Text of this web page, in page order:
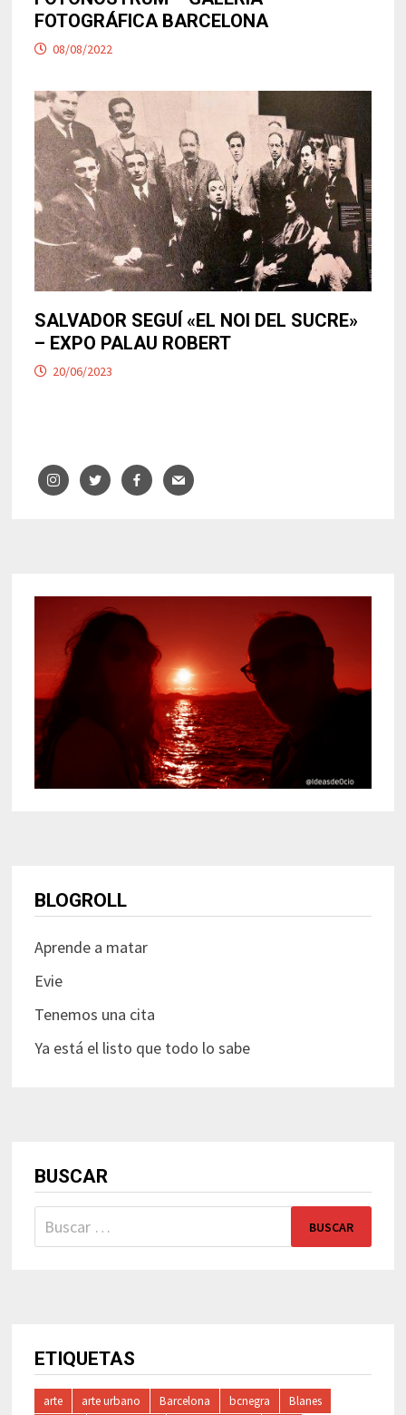
FOTOGRÁFICA BARCELONA
08/08/2022
SALVADOR SEGUÍ «EL NOI DEL SUCRE»
– EXPO PALAU ROBERT
20/06/2023
BLOGROLL
Aprende a matar
Evie
Tenemos una cita
Ya está el listo que todo lo sabe
BUSCAR
Buscar:
ETIQUETAS
arte arte urbano Barcelona bcnegra Blanes